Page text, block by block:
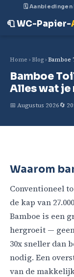
🗓
🧻 WC-Papier-
Home ›Blog›Bamboe
Bamboe
Alles wat je
📅 Augustus 2026🔄
Waarom
Conventioneel
de kap van
Bamboe is een
hergroeit —
30x sneller dan
nodig. Een
van de